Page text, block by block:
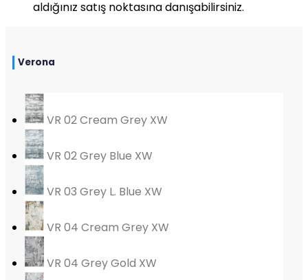
aldığınız satış noktasına danışabilirsiniz.
Verona
VR 02 Cream Grey XW
VR 02 Grey Blue XW
VR 03 Grey L. Blue XW
VR 04 Cream Grey XW
VR 04 Grey Gold XW